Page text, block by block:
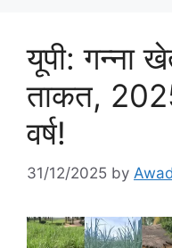
यूपी: गन्ना
ताकत,
वर्ष!
31/12/2025 by